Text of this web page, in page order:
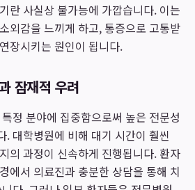
란 사실상 불가능에 가깝습니다. 이는
외감을 느끼게 하고, 통증으로 고통받
장시키는 원인이 됩니다.
잠재적 우려
정 분야에 집중함으로써 높은 전문성
. 대학병원에 비해 대기 시간이 훨씬
의 과정이 신속하게 진행됩니다. 환자
에서 의료진과 충분한 상담을 통해 치